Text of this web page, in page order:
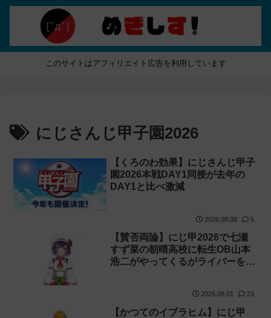
このサイトはアフィリエイト広告を利用しています
にじさんじ甲子園2026
【くろのわ効果】にじさんじ甲子
園2026本戦DAY1同接が去年の
DAY1と比べ激減
2026.08.08 5
【賛否両論】にじ甲2026で七瀬
すず菜の朝晴高校に転生OB山本
浩二がやってくるがライバーを使
2026.08.01 23
【かつてのイブラヒム】にじ甲